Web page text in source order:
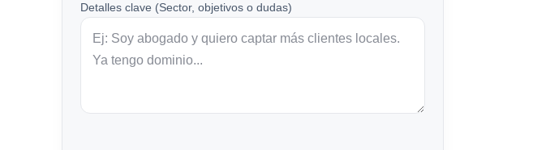
Detalles clave (Sector, objetivos o dudas)